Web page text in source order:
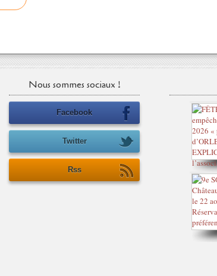
Nous sommes sociaux !
Facebook
Twitter
Rss